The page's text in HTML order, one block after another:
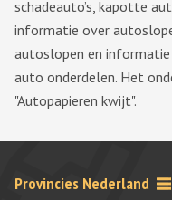
schadeauto’s, kapotte
informatie over
autoslopen en
auto onderdelen. Het
"Autopapieren kwijt".
Provincies Nederland